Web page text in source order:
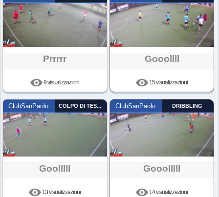
Prrrrr
9 visualizzazioni
Gooollll
15 visualizzazioni
ClubSanPaolo COLPO DI TESTA
Goolllll
13 visualizzazioni
ClubSanPaolo DRIBBLING
Gooolllll
14 visualizzazioni